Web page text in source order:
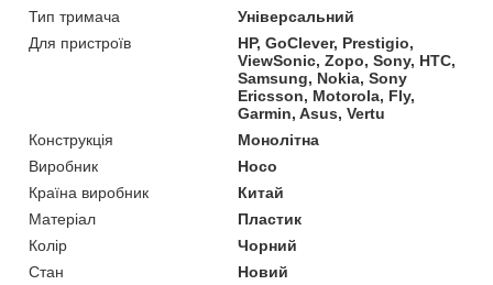
Тип тримача
Універсальний
Для пристроїв
HP, GoClever, Prestigio,
ViewSonic, Zopo, Sony, HTC,
Samsung, Nokia, Sony
Ericsson, Motorola, Fly,
Garmin, Asus, Vertu
Конструкція
Монолітна
Виробник
Hoco
Країна виробник
Китай
Матеріал
Пластик
Колір
Чорний
Стан
Новий